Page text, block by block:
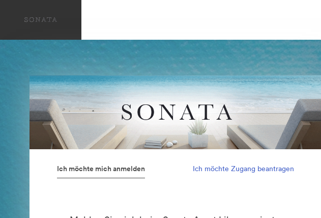
Ich möchte mich anmelden Ich möchte Zugang beantragen